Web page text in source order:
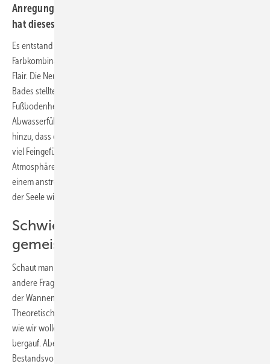
Anregungen für Ihre Badgestaltung geben. Kommentiert
hat dieses Bad Jury-Sprecherin Nicola Stammer
Es entstand ein Traum in Schwarz und Weiß – trotz der kühlen
Farbkombina­tion ein Rückzugsort der Entspannung mit gehobenem
Flair. Die Neugestaltung des bisher von der ganzen Familie genutzten
Bades stellte eine Herausforderung dar, denn die bestehende
Fußbodenheizung sollte nicht verändert werden und auch die
Abwasserführung durfte nicht verlegt werden. Erschwerend kam
hinzu, dass etwa ein Drittel der Fläche unter der Dachschräge liegt. Mit
viel Feingefühl kreierte Andrea Werdermann ein Bad mit wohnlicher
Atmosphäre und entsprach so dem Wunsch der Bauherren, sich nach
einem anstrengenden Arbeitstag der Regenerierung des Körpers und
der Seele widmen zu können.
Schwierige Rahmenbedingungen
gemeistert
Schaut man sich das fertige Bad an, kommt vielleicht die eine oder
andere Frage bezüglich der Raumaufteilung auf: „Hätten zum Beispiel
der Wannen- und WC-Bereich nicht getauscht werden müssen?“
Theoretisch ja, aber die Praxis lässt uns eben nicht immer so planen,
wie wir wollen. Denn bekanntlich fließt Wasser immer noch nicht
bergauf. Aber genau das ist ja die Herausforderung: trotz schwieriger
Bestandsvorgaben ein gelungenes, funktionsoptimiertes Bad zu